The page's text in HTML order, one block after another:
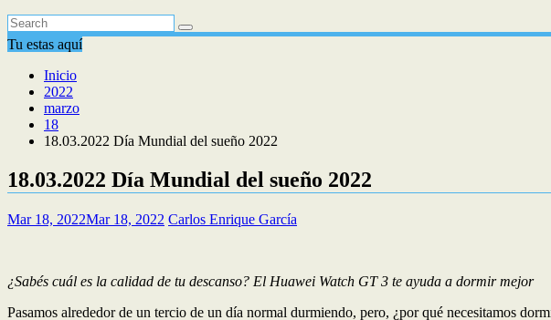
Tu estas aquí
Inicio
2022
marzo
18
18.03.2022 Día Mundial del sueño 2022
18.03.2022 Día Mundial del sueño 2022
Mar 18, 2022Mar 18, 2022 Carlos Enrique García
¿Sabés cuál es la calidad de tu descanso? El Huawei Watch GT 3 te ayuda a dormir mejor
Pasamos alrededor de un tercio de un día normal durmiendo, pero, ¿por qué necesitamos